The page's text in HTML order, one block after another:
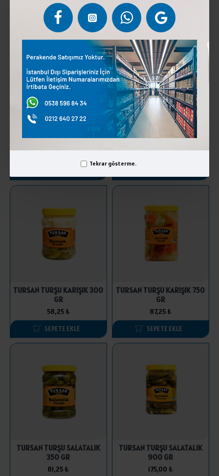
Tekrar gösterme.
SEPETE EKLE SEPETE EKLE
TURSAN TURŞU JALAPONE
TURSAN TURŞU JALEPONE
TURSAN TURŞU KARIŞIK 300
GR
58,25 ₺
SEPETE EKLE
TURSAN TURŞU KARIŞIK 750
GR
87,25 ₺
SEPETE EKLE
TURSAN TURŞU SALATALIK
350 GR
81,25 ₺
TURSAN TURŞU SALATALIK
900 GR
175,00 ₺